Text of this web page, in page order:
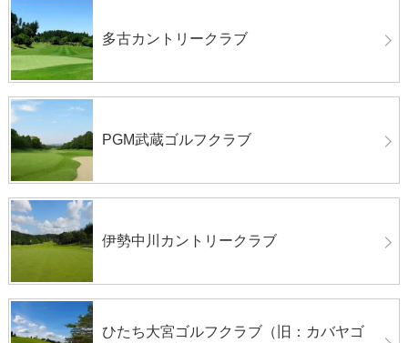
多古カントリークラブ
PGM武蔵ゴルフクラブ
伊勢中川カントリークラブ
ひたち大宮ゴルフクラブ（旧：カバヤゴ